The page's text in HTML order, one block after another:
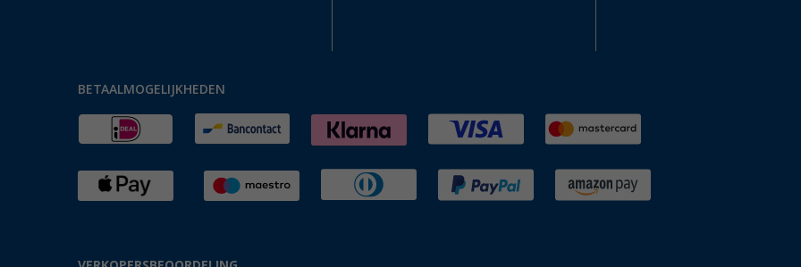
BETAALMOGELIJKHEDEN